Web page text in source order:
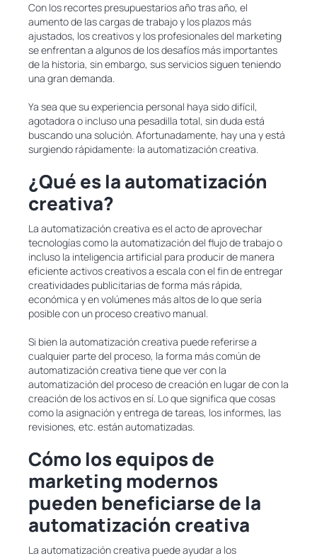
Con los recortes presupuestarios año tras año, el
aumento de las cargas de trabajo y los plazos más
ajustados, los creativos y los profesionales del marketing
se enfrentan a algunos de los desafíos más importantes
de la historia, sin embargo, sus servicios siguen teniendo
una gran demanda.
Ya sea que su experiencia personal haya sido difícil,
agotadora o incluso una pesadilla total, sin duda está
buscando una solución. Afortunadamente, hay una y está
surgiendo rápidamente: la automatización creativa.
¿Qué es la automatización
creativa?
La automatización creativa es el acto de aprovechar
tecnologías como la automatización del flujo de trabajo o
incluso la inteligencia artificial para producir de manera
eficiente activos creativos a escala con el fin de entregar
creatividades publicitarias de forma más rápida,
económica y en volúmenes más altos de lo que sería
posible con un proceso creativo manual.
Si bien la automatización creativa puede referirse a
cualquier parte del proceso, la forma más común de
automatización creativa tiene que ver con la
automatización del proceso de creación en lugar de con la
creación de los activos en sí. Lo que significa que cosas
como la asignación y entrega de tareas, los informes, las
revisiones, etc. están automatizadas.
Cómo los equipos de
marketing modernos
pueden beneficiarse de la
automatización creativa
La automatización creativa puede ayudar a los